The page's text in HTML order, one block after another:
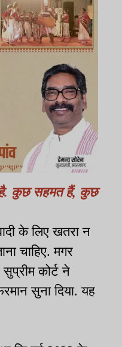
कुछ सहमत हैं, कुछ
के लिए खतरा न
चाहिए. मगर
कोर्ट ने
सुना दिया. यह